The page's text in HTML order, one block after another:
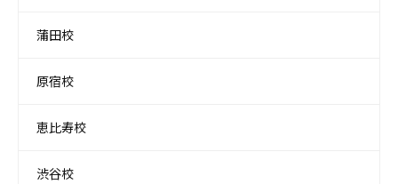
蒲田校
原宿校
恵比寿校
渋谷校